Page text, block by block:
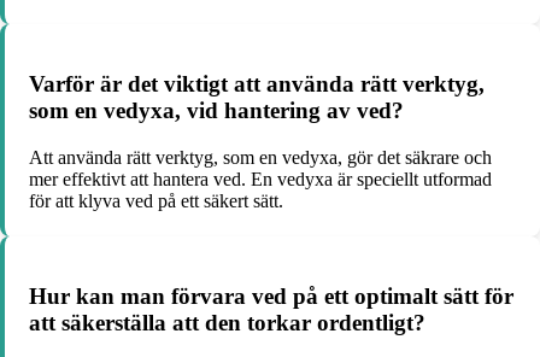
Varför är det viktigt att använda rätt verktyg,
som en vedyxa, vid hantering av ved?
Att använda rätt verktyg, som en vedyxa, gör det säkrare och
mer effektivt att hantera ved. En vedyxa är speciellt utformad
för att klyva ved på ett säkert sätt.
Hur kan man förvara ved på ett optimalt sätt för
att säkerställa att den torkar ordentligt?